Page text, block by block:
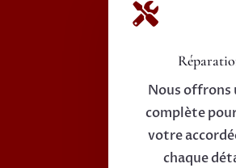

Nous offrons
complète
votre
chaque